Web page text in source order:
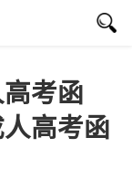
考函
高考函